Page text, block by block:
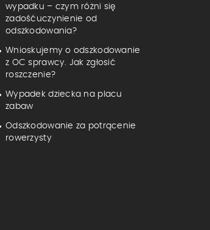
wypadku – czym różni się
zadośćuczynienie od
odszkodowania?
Wnioskujemy o odszkodowanie
z OC sprawcy. Jak zgłosić
roszczenie?
Wypadek dziecka na placu
zabaw
Odszkodowanie za potrącenie
rowerzysty